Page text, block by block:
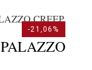
-21,06%